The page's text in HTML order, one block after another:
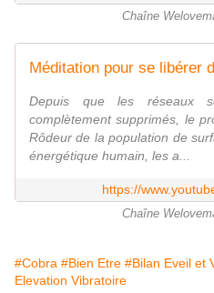
Chaîne
Depuis que les réseaux
complètement supprimés, le
Rôdeur de la population de
énergétique humain, les a...
https://
Chaîne
#Cobra #Bien Etre #Bilan Eveil et
Elevation Vibratoire